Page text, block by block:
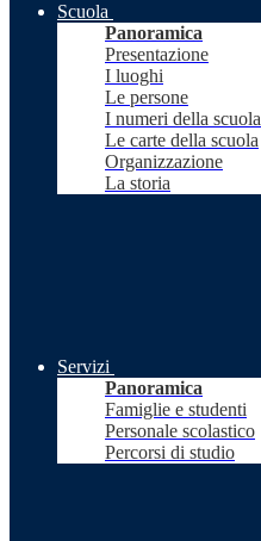
Scuola
Panoramica
Presentazione
I luoghi
Le persone
I numeri della scuola
Le carte della scuola
Organizzazione
La storia
Servizi
Panoramica
Famiglie e studenti
Personale scolastico
Percorsi di studio